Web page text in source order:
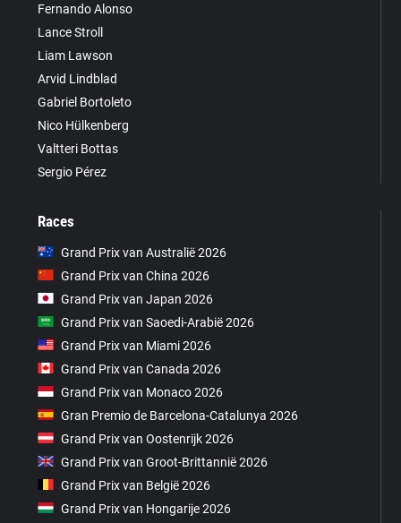
Fernando Alonso
Lance Stroll
Liam Lawson
Arvid Lindblad
Gabriel Bortoleto
Nico Hülkenberg
Valtteri Bottas
Sergio Pérez
Races
Grand Prix van Australië 2026
Grand Prix van China 2026
Grand Prix van Japan 2026
Grand Prix van Saoedi-Arabië 2026
Grand Prix van Miami 2026
Grand Prix van Canada 2026
Grand Prix van Monaco 2026
Gran Premio de Barcelona-Catalunya 2026
Grand Prix van Oostenrijk 2026
Grand Prix van Groot-Brittannië 2026
Grand Prix van België 2026
Grand Prix van Hongarije 2026